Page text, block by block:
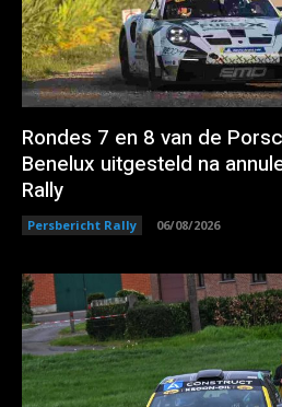
Rondes 7 en 8 van de
Benelux uitgesteld na
Rally
Persbericht Rally 06/08/2026